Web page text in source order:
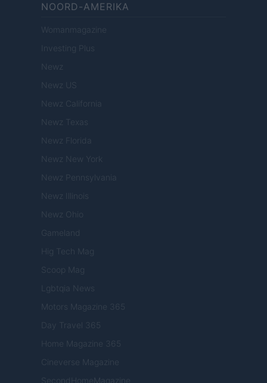
NOORD-AMERIKA
Womanmagazine
Investing Plus
Newz
Newz US
Newz California
Newz Texas
Newz Florida
Newz New York
Newz Pennsylvania
Newz Illinois
Newz Ohio
Gameland
Hig Tech Mag
Scoop Mag
Lgbtqia News
Motors Magazine 365
Day Travel 365
Home Magazine 365
Cineverse Magazine
SecondHomeMagazine